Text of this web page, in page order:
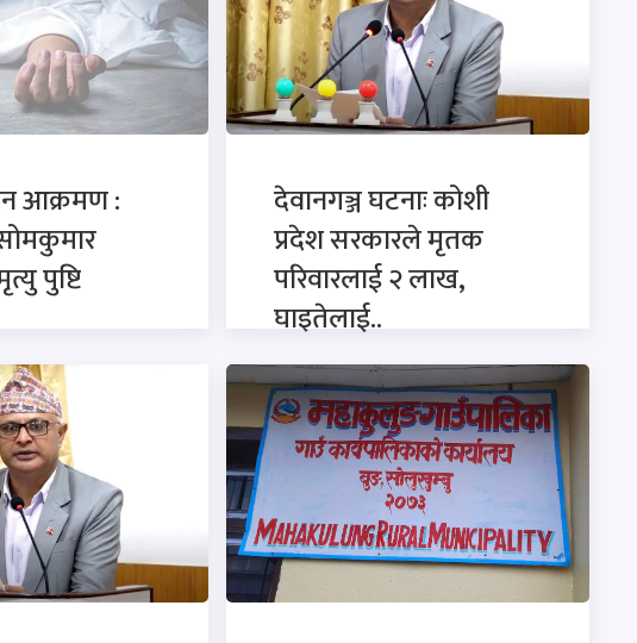
आक्रमण :
पुष्टि
देवानगञ्ज घटनाः कोशी
प्रदेश सरकारले मृतक
परिवारलाई २ लाख,
घाइतेलाई..